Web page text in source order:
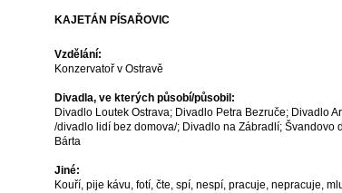
KAJETÁN PÍSAŘOVIC
Vzdělání:
Konzervatoř v Ostravě
Divadla, ve kterých působí/působil:
Divadlo Loutek Ostrava; Divadlo Petra Bezruče; Divadlo
/divadlo lidí bez domova/; Divadlo na Zábradlí; Švandovo
Bárta
Jiné:
Kouří, pije kávu, fotí, čte, spí, nespí, pracuje, nepracuje,